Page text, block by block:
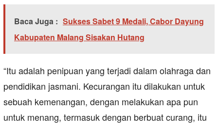
Baca Juga : Sukses Sabet 9 Medali, Cabor Dayung
Kabupaten Malang Sisakan Hutang
“Itu adalah penipuan yang terjadi dalam olahraga dan
pendidikan jasmani. Kecurangan itu dilakukan untuk
sebuah kemenangan, dengan melakukan apa pun
untuk menang, termasuk dengan berbuat curang, itu